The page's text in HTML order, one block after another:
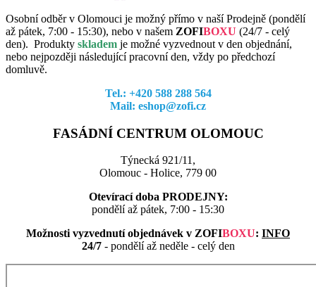
Osobní odběr v Olomouci je možný přímo v naší Prodejně (pondělí
až pátek, 7:00 - 15:30), nebo v našem ZOFIBOXU (24/7 - celý
den). Produkty skladem je možné vyzvednout v den objednání,
nebo nejpozději následující pracovní den, vždy po předchozí
domluvě.
Tel.: +420 588 288 564
Mail: eshop@zofi.cz
FASÁDNÍ CENTRUM OLOMOUC
Týnecká 921/11,
Olomouc - Holice, 779 00
Otevírací doba PRODEJNY:
pondělí až pátek, 7:00 - 15:30
Možnosti vyzvednutí objednávek v ZOFIBOXU: INFO
24/7 - pondělí až neděle - celý den